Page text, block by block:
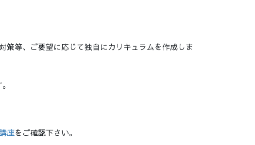
等、ご要望に応じて独自にカリキュラムを作成しま
座をご確認下さい。